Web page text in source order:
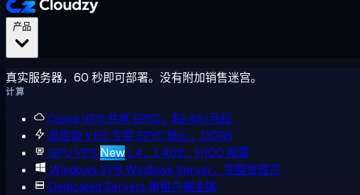
真实服务器，60 秒即可部署。没有附加销售迷宫。
计算
Cloud VPS 共享 EPYC，$2.48/月起
高性能 VPS 专用 EPYC 核心，DDR5
GPU VPS New L4、L40S、H100 按需
Windows VPS Windows Server，完整管理员
Dedicated Servers 单租户裸金属